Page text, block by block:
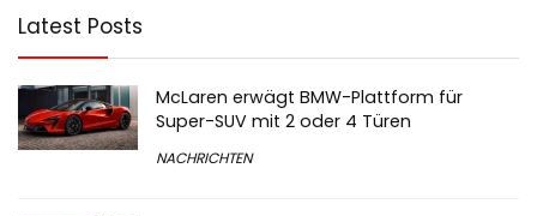
Latest Posts
McLaren erwägt BMW-Plattform für
Super-SUV mit 2 oder 4 Türen
NACHRICHTEN